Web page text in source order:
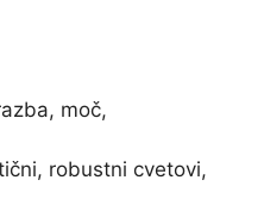
moč,
robustni cvetovi,